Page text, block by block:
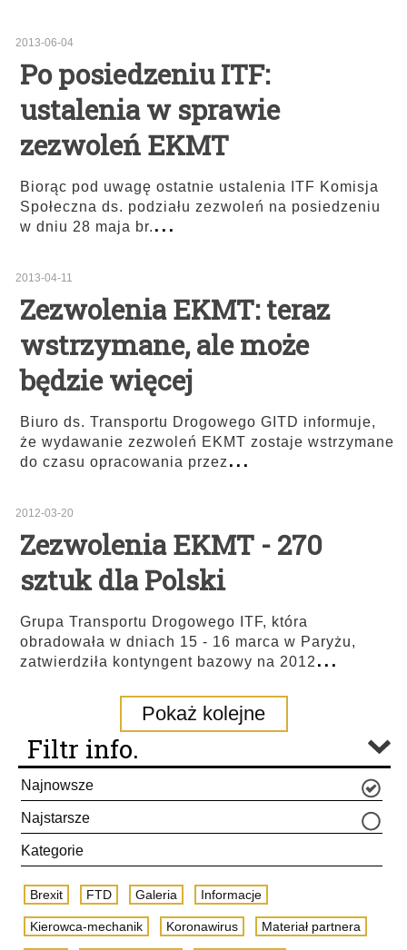
2013-06-04
Po posiedzeniu ITF:
ustalenia w sprawie
zezwoleń EKMT
Biorąc pod uwagę ostatnie ustalenia ITF Komisja
Społeczna ds. podziału zezwoleń na posiedzeniu
w dniu 28 maja br. ...
2013-04-11
Zezwolenia EKMT: teraz
wstrzymane, ale może
będzie więcej
Biuro ds. Transportu Drogowego GITD informuje,
że wydawanie zezwoleń EKMT zostaje wstrzymane
do czasu opracowania przez...
2012-03-20
Zezwolenia EKMT - 270
sztuk dla Polski
Grupa Transportu Drogowego ITF, która
obradowała w dniach 15 - 16 marca w Paryżu,
zatwierdziła kontyngent bazowy na 2012...
Pokaż kolejne
Filtr info.
Najnowsze
Najstarsze
Kategorie
Brexit FTD Galeria Informacje
Kierowca-mechanik Koronawirus Materiał partnera